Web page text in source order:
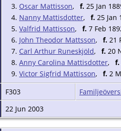
3. Oscar Mattisson, f. 25 Jan
4. Nanny Mattisdotter, f. 25 Jan
5. Valfrid Mattisson, f. 7 Feb
6. John Theodor Mattsson, f. 21
7. Carl Arthur Runeskjöld, f. 20
8. Anny Carolina Mattisdotter, f.
9. Victor Sigfrid Mattisson, f. 2
F303
22 Jun 2003